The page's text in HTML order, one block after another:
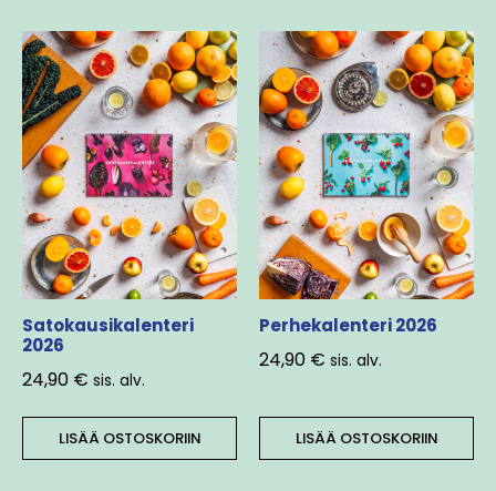
Satokausikalenteri
2026
24,90 € sis. alv.
LISÄÄ OSTOSKORIIN
Perhekalenteri 2026
24,90 € sis. alv.
LISÄÄ OSTOSKORIIN